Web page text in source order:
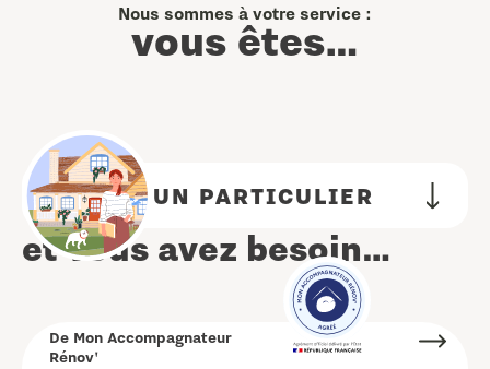
Nous sommes à votre service :
vous êtes…
UN PARTICULIER
et vous avez besoin…
De Mon Accompagnateur
Rénov'